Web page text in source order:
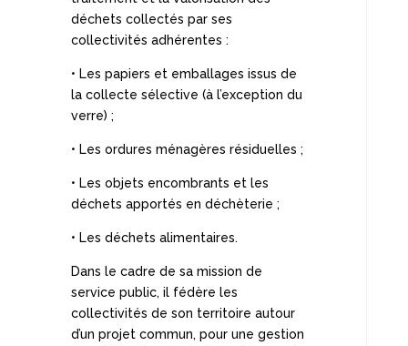
déchets collectés par ses
collectivités adhérentes :
• Les papiers et emballages issus de
la collecte sélective (à l’exception du
verre) ;
• Les ordures ménagères résiduelles ;
• Les objets encombrants et les
déchets apportés en déchèterie ;
• Les déchets alimentaires.
Dans le cadre de sa mission de
service public, il fédère les
collectivités de son territoire autour
d’un projet commun, pour une gestion